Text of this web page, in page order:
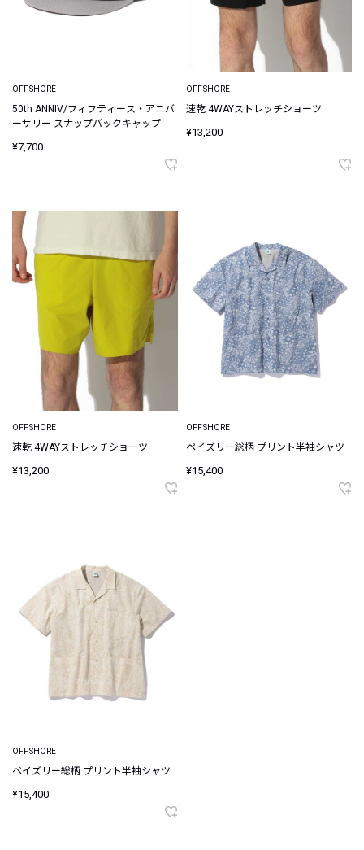
OFFSHORE
50th ANNIV/フィフティース・アニバ
ーサリー スナップバックキャップ
¥7,700
OFFSHORE
速乾 4WAYストレッチショーツ
¥13,200
OFFSHORE
速乾 4WAYストレッチショーツ
¥13,200
OFFSHORE
ペイズリー総柄 プリント半袖シャツ
¥15,400
OFFSHORE
ペイズリー総柄 プリント半袖シャツ
¥15,400